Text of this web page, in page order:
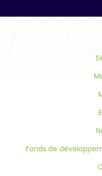
Use.
Fonds de